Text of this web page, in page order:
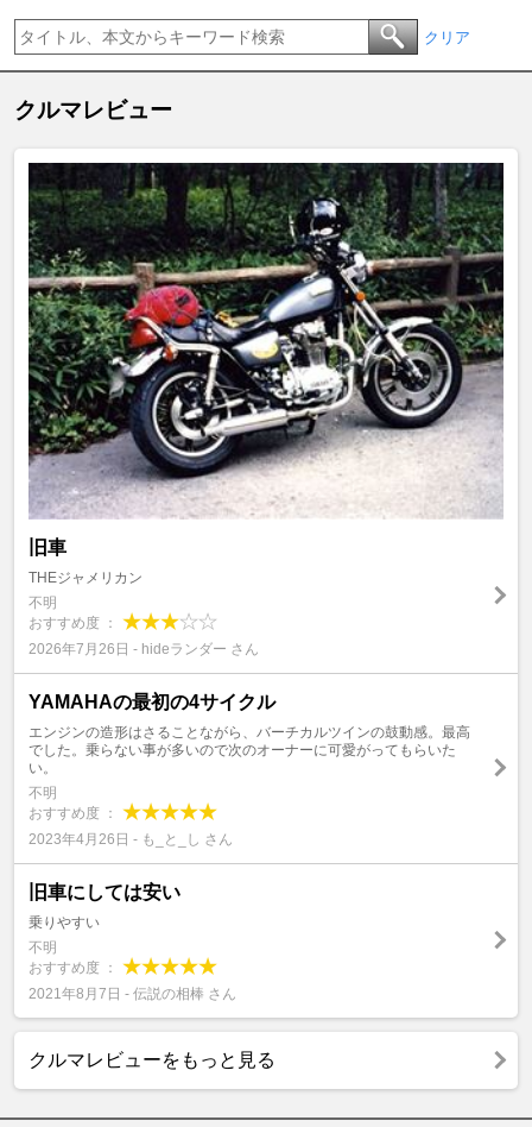
クリア
クルマレビュー
旧車
THEジャメリカン
不明
おすすめ度 ：
2026年7月26日 - hideランダー さん
YAMAHAの最初の4サイクル
エンジンの造形はさることながら、バーチカルツインの鼓動感。最高
でした。乗らない事が多いので次のオーナーに可愛がってもらいた
い。
不明
おすすめ度 ：
2023年4月26日 - も_と_し さん
旧車にしては安い
乗りやすい
不明
おすすめ度 ：
2021年8月7日 - 伝説の相棒 さん
クルマレビューをもっと見る